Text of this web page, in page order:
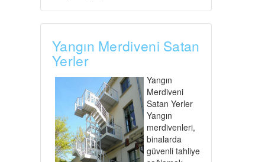
Yangın Merdiveni Satan
Yerler
Yangın
Merdiveni
Satan Yerler
Yangın
merdivenleri,
binalarda
güvenli tahliye